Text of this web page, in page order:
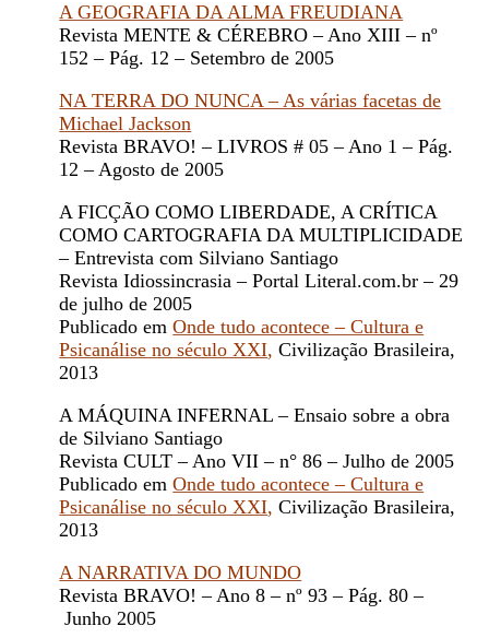
A GEOGRAFIA DA ALMA FREUDIANA
Revista MENTE & CÉREBRO – Ano XIII – nº
152 – Pág. 12 – Setembro de 2005
NA TERRA DO NUNCA – As várias facetas de
Michael Jackson
Revista BRAVO! – LIVROS # 05 – Ano 1 – Pág.
12 – Agosto de 2005
A FICÇÃO COMO LIBERDADE, A CRÍTICA
COMO CARTOGRAFIA DA MULTIPLICIDADE
– Entrevista com Silviano Santiago
Revista Idiossincrasia – Portal Literal.com.br – 29
de julho de 2005
Publicado emOnde tudo acontece – Cultura e
Psicanálise no século XXI, Civilização Brasileira,
2013
A MÁQUINA INFERNAL – Ensaio sobre a obra
de Silviano Santiago
Revista CULT – Ano VII – n° 86 – Julho de 2005
Publicado emOnde tudo acontece – Cultura e
Psicanálise no século XXI, Civilização Brasileira,
2013
A NARRATIVA DO MUNDO
Revista BRAVO! – Ano 8 – nº 93 – Pág. 80 –
Junho 2005